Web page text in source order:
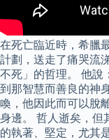
在死亡臨近時，希臘
計劃，送走了痛哭流
不死」的哲理。 他說
到那智慧而善良的神
喚，他因此而可以脫
身邊。 哲人逝矣，但
的執著、堅定，尤其